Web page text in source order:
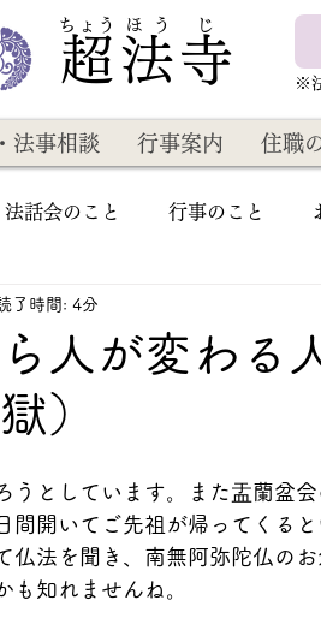
超法寺
​ちょう ほ う じ
​※
法事相談 行事案内 住職
法話会のこと 行事のこと
人が変わる
）
了時間: 4分
うとしています。また盂蘭盆会
間開いてご先祖が帰ってくると
仏法を聞き、南無阿弥陀仏の
も知れませんね。